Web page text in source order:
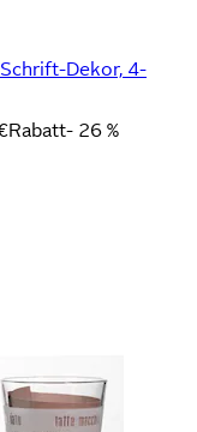
Dekor, 4-
Rabatt- 26 %